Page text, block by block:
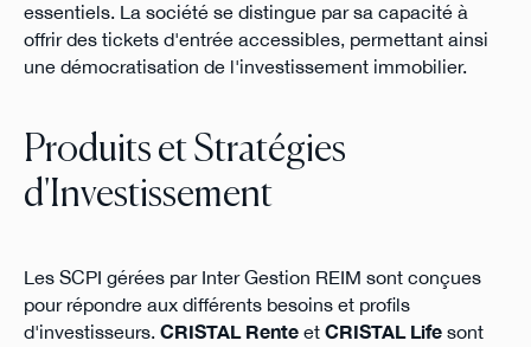
essentiels. La société se distingue par sa capacité à
offrir des tickets d'entrée accessibles, permettant ainsi
une démocratisation de l'investissement immobilier.
Produits et Stratégies
d'Investissement
Les SCPI gérées par Inter Gestion REIM sont conçues
pour répondre aux différents besoins et profils
d'investisseurs. CRISTAL Renteet CRISTAL Lifesont